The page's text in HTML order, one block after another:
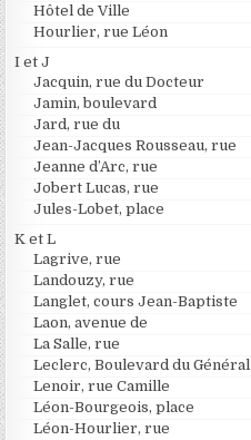
Hôtel de Ville
Hourlier, rue Léon
I et J
Jacquin, rue du Docteur
Jamin, boulevard
Jard, rue du
Jean-Jacques Rousseau, rue
Jeanne d’Arc, rue
Jobert Lucas, rue
Jules-Lobet, place
K et L
Lagrive, rue
Landouzy, rue
Langlet, cours Jean-Baptiste
Laon, avenue de
La Salle, rue
Leclerc, Boulevard du Général
Lenoir, rue Camille
Léon-Bourgeois, place
Léon-Hourlier, rue